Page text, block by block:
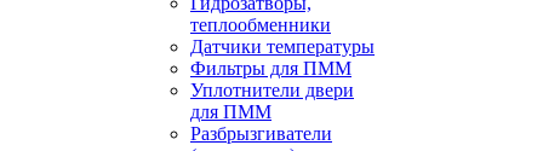
теплообменники
Датчики температуры
Фильтры для ПММ
Уплотнители двери
для ПММ
Разбрызгиватели